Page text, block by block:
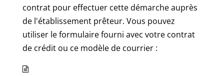
contrat pour effectuer cette démarche auprès
de l'établissement prêteur. Vous pouvez
utiliser le formulaire fourni avec votre contrat
de crédit ou ce modèle de courrier :